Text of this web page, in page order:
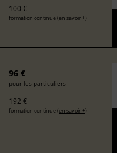
100 €
formation continue (en savoir +)
96 €
pour les particuliers
192 €
formation continue (en savoir +)